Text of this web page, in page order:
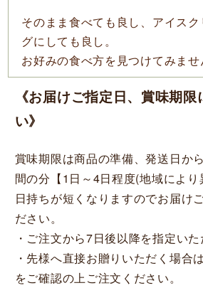
そのまま食べても良し、アイス
グにしても良し。
お好みの食べ方を見つけてみませ
《お届けご指定日、賞味期
い》
賞味期限は商品の準備、発送日か
間の分【1日～4日程度(地域によ
日持ちが短くなりますのでお届け
ださい。
・ご注文から7日後以降を指定いた
・先様へ直接お贈りいただく場合
をご確認の上ご注文ください。